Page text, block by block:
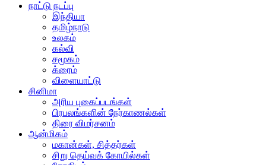
நாட்டு நடப்பு
இந்தியா
தமிழ்நாடு
உலகம்
கல்வி
சமூகம்
க்ரைம்
விளையாட்டு
சினிமா
அரிய புகைப்படங்கள்
பிரபலங்களின் நேர்காணல்கள்
திரை விமர்சனம்
ஆன்மிகம்
மகான்கள், சித்தர்கள்
சிறு தெய்வக் கோயில்கள்